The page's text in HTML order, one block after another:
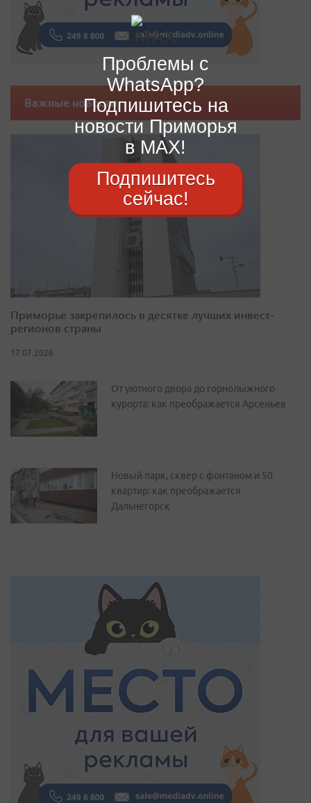
Важные новости
Приморье закрепилось в десятке лучших инвест-
регионов страны
17.07.2026
От уютного двора до горнолыжного
курорта: как преображается Арсеньев
Новый парк, сквер с фонтаном и 50
квартир: как преображается
Дальнегорск
Проблемы с
WhatsApp?
Подпишитесь на
новости Приморья
в MAX!
Подпишитесь
сейчас!